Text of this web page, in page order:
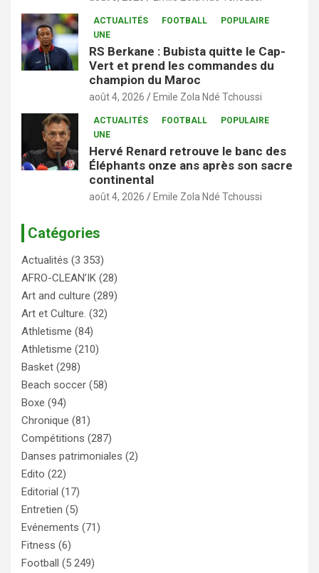
ACTUALITÉS FOOTBALL
POPULAIRE
UNE
RS Berkane : Bubista quitte le Cap-
Vert et prend les commandes du
champion du Maroc
août 4, 2026 Emile Zola Ndé Tchoussi
ACTUALITÉS FOOTBALL
POPULAIRE
UNE
Hervé Renard retrouve le banc des
Éléphants onze ans après son sacre
continental
août 4, 2026 Emile Zola Ndé Tchoussi
Catégories
Actualités (3 353)
AFRO-CLEAN’IK (28)
Art and culture (289)
Art et Culture. (32)
Athletisme (84)
Athletisme (210)
Basket (298)
Beach soccer (58)
Boxe (94)
Chronique (81)
Compétitions (287)
Danses patrimoniales (2)
Edito (22)
Editorial (17)
Entretien (5)
Evénements (71)
Fitness (6)
Football (5 249)